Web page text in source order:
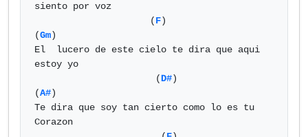
siento por voz
                     (
F)
(Gm)
El  lucero de este cielo te dira que aqui
estoy yo
                      (
D#)
(A#)
Te dira que soy tan cierto como lo es tu
Corazon